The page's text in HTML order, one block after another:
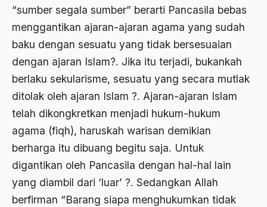
“sumber segala sumber” berarti Pancasila bebas
menggantikan ajaran-ajaran agama yang sudah
baku dengan sesuatu yang tidak bersesuaian
dengan ajaran Islam?. Jika itu terjadi, bukankah
berlaku sekularisme, sesuatu yang secara mutlak
ditolak oleh ajaran Islam ?. Ajaran-ajaran Islam
telah dikongkretkan menjadi hukum-hukum
agama (fiqh), haruskah warisan demikian
berharga itu dibuang begitu saja. Untuk
digantikan oleh Pancasila dengan hal-hal lain
yang diambil dari ‘luar’ ?. Sedangkan Allah
berfirman “Barang siapa menghukumkan tidak
Andre Gide
Angkatan Laut AS
Ansor
Antara Keyakinan dan Keuletan
Antarumat Beragama
Anti Kekerasan
Anti-Kekerasan
António de Oliveira Salazar